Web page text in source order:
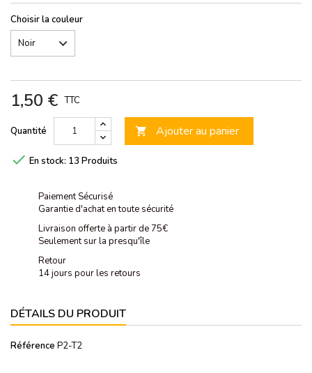
Choisir la couleur
1,50 € TTC
Quantité  Ajouter au panier
 En stock: 13 Produits
Paiement Sécurisé
Garantie d'achat en toute sécurité
Livraison offerte à partir de 75€
Seulement sur la presqu'île
Retour
14 jours pour les retours
DÉTAILS DU PRODUIT
Référence P2-T2